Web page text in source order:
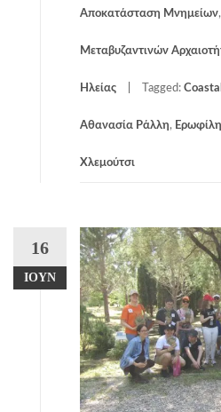
Αποκατάσταση Μνημείων,
Μεταβυζαντινών
Ηλείας Tagged:
Αθανασία Ράλλη, Ερωφίλη
Χλεμούτσι
16
ΙΟΎΝ